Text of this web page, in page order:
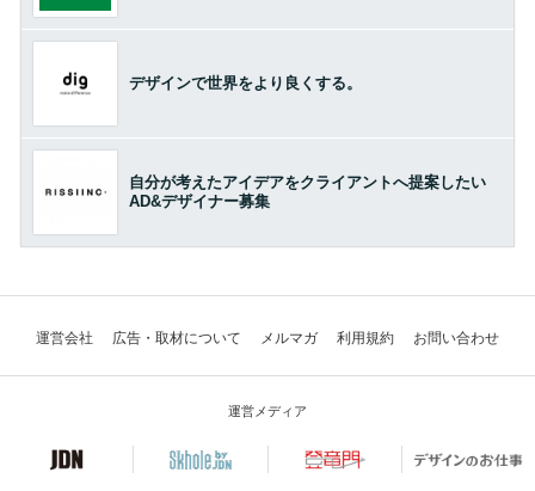
デザインで世界をより良くする。
自分が考えたアイデアをクライアントへ提案したい
AD&デザイナー募集
運営会社 広告・取材について メルマガ 利用規約 お問い合わせ
運営メディア